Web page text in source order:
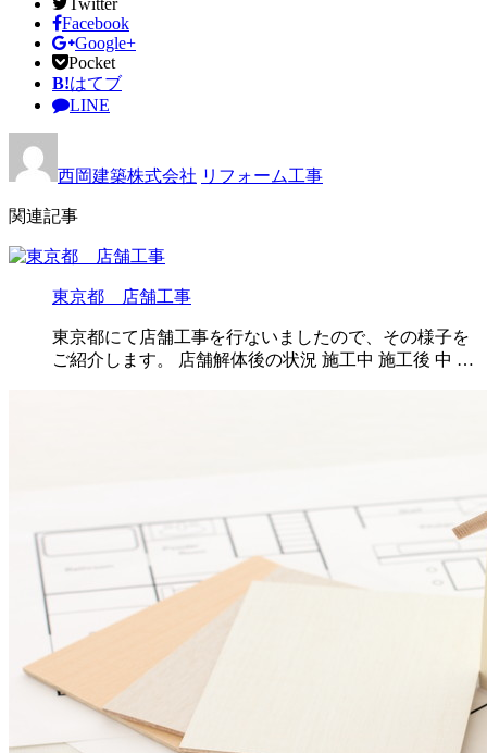
Facebook
Google+
Pocket
B!はてブ
LINE
西岡建築株式会社 リフォーム工事
関連記事
東京都 店舗工事
東京都にて店舗工事を行ないましたので、その様子を
ご紹介します。 店舗解体後の状況 施工中 施工後 中 …